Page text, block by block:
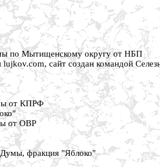
по Мытищенскому округу от НБП
сайт создан командой
от КПРФ
от ОВР
фракция "Яблоко"